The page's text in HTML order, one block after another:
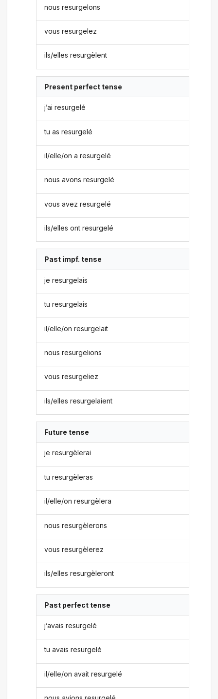
nous resurgelons
vous resurgelez
ils/elles resurgèlent
Present perfect tense
j’ai resurgelé
tu as resurgelé
il/elle/on a resurgelé
nous avons resurgelé
vous avez resurgelé
ils/elles ont resurgelé
Past impf. tense
je resurgelais
tu resurgelais
il/elle/on resurgelait
nous resurgelions
vous resurgeliez
ils/elles resurgelaient
Future tense
je resurgèlerai
tu resurgèleras
il/elle/on resurgèlera
nous resurgèlerons
vous resurgèlerez
ils/elles resurgèleront
Past perfect tense
j’avais resurgelé
tu avais resurgelé
il/elle/on avait resurgelé